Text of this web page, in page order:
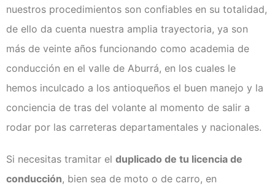
nuestros procedimientos son confiables en su totalidad,
de ello da cuenta nuestra amplia trayectoria, ya son
más de veinte años funcionando como academia de
conducción en el valle de Aburrá, en los cuales le
hemos inculcado a los antioqueños el buen manejo y la
conciencia de tras del volante al momento de salir a
rodar por las carreteras departamentales y nacionales.
Si necesitas tramitar el duplicado de tu licencia de
conducción, bien sea de moto o de carro, en